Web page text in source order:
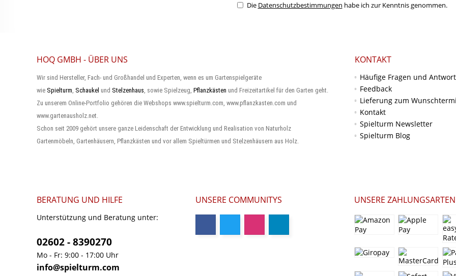
Die Datenschutzbestimmungen habe ich zur Kenntnis genommen.
HOQ GMBH - ÜBER UNS
Wir sind Hersteller, Fach- und Großhandel und Experten, wenn es um Gartenspielgeräte
wie Spielturm, Schaukel und Stelzenhaus, sowie Spielzeug, Pflanzkästen und Freizeitartikel für den Garten geht.
Zu unserem Online-Portfolio gehören die Webshops www.spielturm.com, www.pflanzkasten.com und
www.gartenausholz.net.
Schon seit 2009 gehört unsere ganze Leidenschaft der Entwicklung und Realisation von Naturholz
Gartenmöbeln, Gartenhäusern, Pflanzkästen und vor allem Spieltürmen und Stelzenhäusern aus Holz.
KONTAKT
Häufige Fragen und
Feedback
Lieferung zum
Kontakt
Spielturm Newsletter
Spielturm Blog
BERATUNG UND HILFE
Unterstützung und Beratung unter:
02602 - 8390270
Mo - Fr: 9:00 - 17:00 Uhr
info@spielturm.com
UNSERE COMMUNITYS UNSERE ZAHLUNGSARTEN